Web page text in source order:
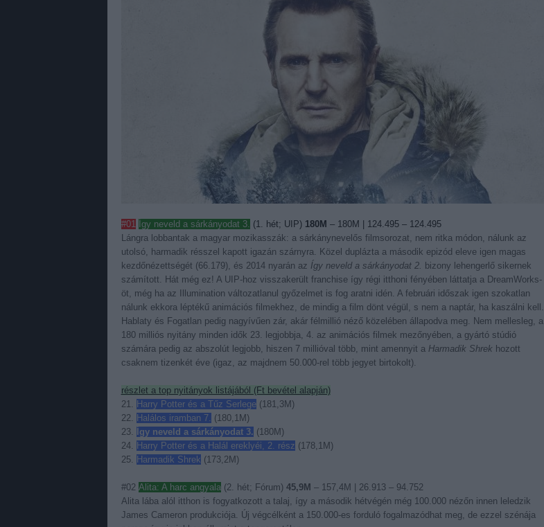
#01 Így neveld a sárkányodat 3. (1. hét; UIP) 180M – 180M | 124.495 – 124.495
Lángra lobbantak a magyar mozikasszák: a sárkánynevelős filmsorozat, nem ritka módon, nálunk az
utolsó, harmadik résszel kapott igazán szárnyra. Közel duplázta a második epizód eleve igen magas
kezdőnézettségét (66.179), és 2014 nyarán az Így neveld a sárkányodat 2. bizony lehengerlő sikernek
számított. Hát még ez! A UIP-hoz visszakerült franchise így régi itthoni fényében láttatja a DreamWorks-
öt, még ha az Illumination változatlanul győzelmet is fog aratni idén. A februári időszak igen szokatlan
nálunk ekkora léptékű animációs filmekhez, de mindig a film dönt végül, s nem a naptár, ha kaszálni kell.
Hablaty és Fogatlan pedig nagyívűen zár, akár félmillió néző közelében állapodva meg. Nem mellesleg, a
180 milliós nyitány minden idők 23. legjobbja, 4. az animációs filmek mezőnyében, a gyártó stúdió
számára pedig az abszolút legjobb, hiszen 7 millióval több, mint amennyit a Harmadik Shrek hozott
csaknem tizenkét éve (igaz, az majdnem 50.000-rel több jegyet birtokolt).
részlet a top nyitányok listájából (Ft bevétel alapján)
21. Harry Potter és a Tűz Serlege(181,3M)
22. Halálos iramban 7. (180,1M)
23.
Így neveld a sárkányodat 3. (180M)
24. Harry Potter és a Halál ereklyéi, 2. rész (178,1M)
25. Harmadik Shrek (173,2M)
#02 Alita: A harc angyala(2. hét; Fórum) 45,9M – 157,4M | 26.913 – 94.752
Alita lába alól itthon is fogyatkozott a talaj, így a második hétvégén még 100.000 nézőn innen leledzik
James Cameron produkciója. Új végcélként a 150.000-es forduló fogalmazódhat meg, de ezzel szénája